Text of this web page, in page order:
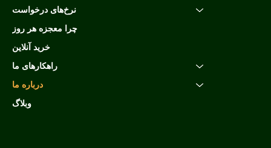
نرخ‌های درخواست
چرا معجزه هر روز
خرید آنلاین
راهکارهای ما
درباره ما
وبلاگ